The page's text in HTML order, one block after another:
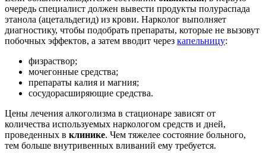
очередь специалист должен вывести продукты полураспада
этанола (ацетальдегид) из крови. Нарколог выполняет
диагностику, чтобы подобрать препараты, которые не вызовут
побочных эффектов, а затем вводит через капельницу:
физраствор;
мочегонные средства;
препараты калия и магния;
сосудорасширяющие средства.
Цены лечения алкоголизма в стационаре зависят от
количества используемых наркологом средств и дней,
проведенных в клинике. Чем тяжелее состояние больного,
тем больше внутривенных вливаний ему требуется.